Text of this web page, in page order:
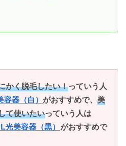
かく脱毛したい！っていう人
器（白） がおすすめで、 美
て使いたいっていう人は
美容器（黒） がおすすめで